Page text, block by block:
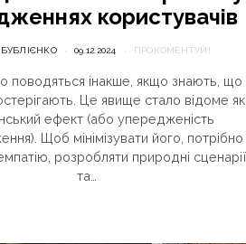
користувачів
09.12.2024 ПРОКОМЕНТУЙ!
поводяться інакше, якщо знають, що
Це явище стало відоме як
ефект (або упередженість
Щоб мінімізувати його, потрібно
розробляти природні сценарії
та…